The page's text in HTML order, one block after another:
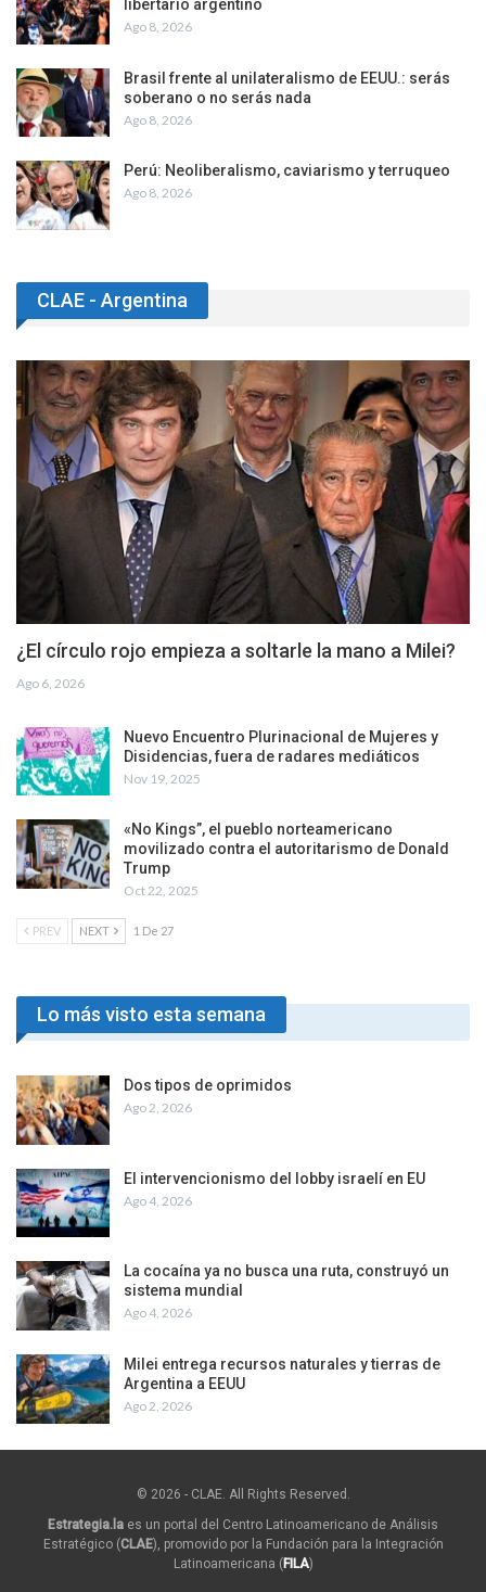
libertario argentino
Ago 8, 2026
Brasil frente al unilateralismo de EEUU.: serás
soberano o no serás nada
Ago 8, 2026
Perú: Neoliberalismo, caviarismo y terruqueo
Ago 8, 2026
CLAE - Argentina
¿El círculo rojo empieza a soltarle la mano a Milei?
Ago 6, 2026
Nuevo Encuentro Plurinacional de Mujeres y
Disidencias, fuera de radares mediáticos
Nov 19, 2025
«No Kings”, el pueblo norteamericano
movilizado contra el autoritarismo de Donald
Trump
Oct 22, 2025
PREV NEXT 1 De 27
Lo más visto esta semana
Dos tipos de oprimidos
Ago 2, 2026
El intervencionismo del lobby israelí en EU
Ago 4, 2026
La cocaína ya no busca una ruta, construyó un
sistema mundial
Ago 4, 2026
Milei entrega recursos naturales y tierras de
Argentina a EEUU
Ago 2, 2026
© 2026 - CLAE. All Rights Reserved.
Estrategia.la es un portal del Centro Latinoamericano de Análisis
Estratégico (CLAE), promovido por la Fundación para la Integración
Latinoamericana (FILA)